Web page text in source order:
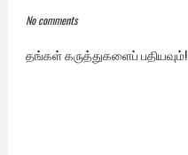
No comments
தங்கள் கருத்துகளைப் பதியவும்!